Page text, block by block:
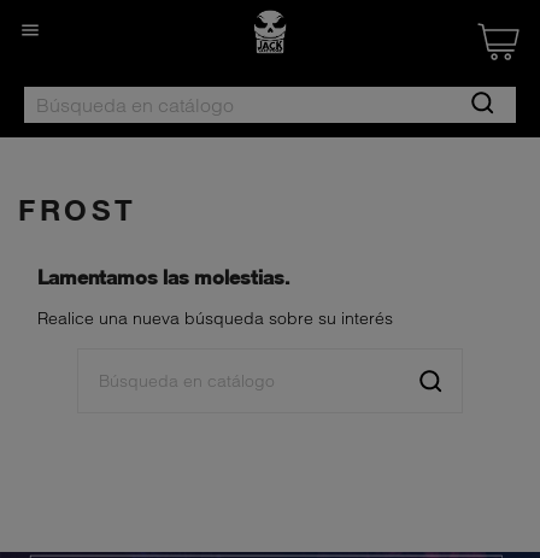

Created by
from the Noun
FROST
Lamentamos las molestias.
Realice una nueva búsqueda sobre su interés